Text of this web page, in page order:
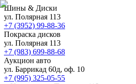
Шины & Диски
ул. Полярная 113
+7 (3952) 99-88-36
Покраска дисков
ул. Полярная 113
+7 (983) 699-88-68
Аукцион авто
ул. Баррикад 60д, оф. 10
+7 (995) 325-05-55